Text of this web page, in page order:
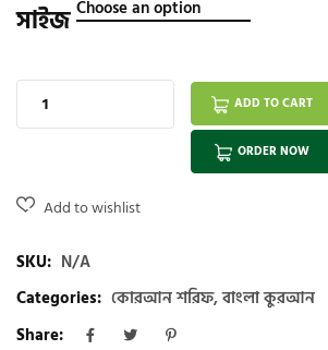
সাইজ
ADD TO CART
ORDER NOW
Add to wishlist
SKU: N/A
Categories: কোরআন শরিফ,বাংলা কুরআন
Share: